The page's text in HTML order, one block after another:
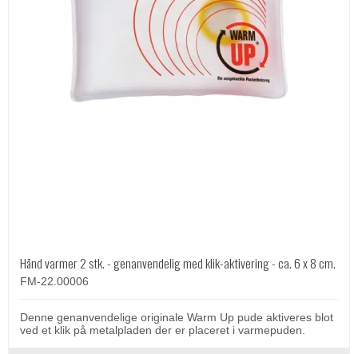
Hånd varmer 2 stk. - genanvendelig med klik-aktivering - ca. 6 x 8 cm.
FM-22.00006
Denne genanvendelige originale Warm Up pude aktiveres blot
ved et klik på metalpladen der er placeret i varmepuden.